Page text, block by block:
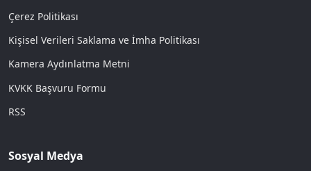
Çerez Politikası
Kişisel Verileri Saklama ve İmha Politikası
Kamera Aydınlatma Metni
KVKK Başvuru Formu
RSS
Sosyal Medya